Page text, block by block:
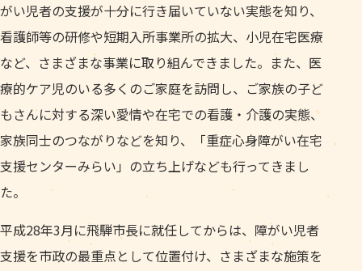
がい児者の支援が十分に行き届いていない実態を知り、
看護師等の研修や短期入所事業所の拡大、小児在宅医療
など、さまざまな事業に取り組んできました。また、医
療的ケア児のいる多くのご家庭を訪問し、ご家族の子ど
もさんに対する深い愛情や在宅での看護・介護の実態、
家族同士のつながりなどを知り、「重症心身障がい在宅
支援センターみらい」の立ち上げなども行ってきまし
た。
平成28年3月に飛騨市長に就任してからは、障がい児者
支援を市政の最重点として位置付け、さまざまな施策を